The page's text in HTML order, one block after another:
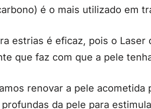
é o mais utilizado em
estrias é eficaz, pois o Laser
que faz com que a pele
renovar a pele
da pele para